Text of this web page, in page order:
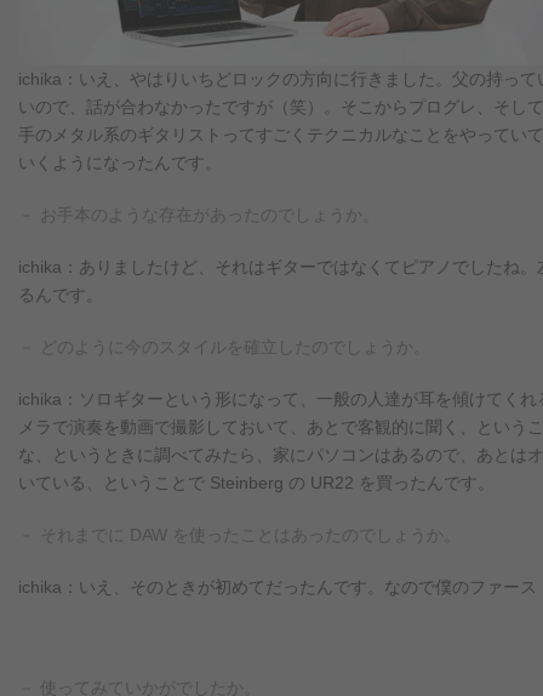
ichika：いえ、やはりいちどロックの方向に行きました。父の持っ
いので、話が合わなかったですが（笑）。そこからプログレ、そ
手のメタル系のギタリストってすごくテクニカルなことをやって
いくようになったんです。
－ お手本のような存在があったのでしょうか。
ichika：ありましたけど、それはギターではなくてピアノでしたね
るんです。
－ どのように今のスタイルを確立したのでしょうか。
ichika：ソロギターという形になって、一般の人達が耳を傾けてく
メラで演奏を動画で撮影しておいて、あとで客観的に聞く、とい
な、というときに調べてみたら、家にパソコンはあるので、あとは
いている、ということで Steinberg の UR22 を買ったんです。
－ それまでに DAW を使ったことはあったのでしょうか。
ichika：いえ、そのときが初めてだったんです。なので僕のファー
－ 使ってみていかがでしたか。